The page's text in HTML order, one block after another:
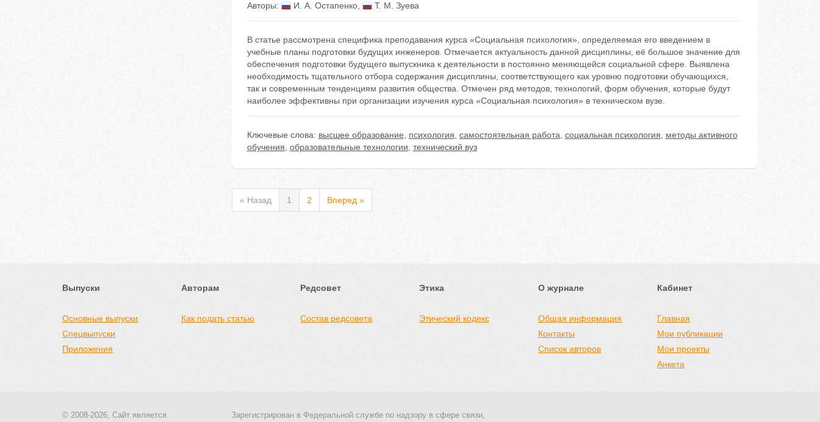
Авторы: И. А. Остапенко, Т. М. Зуева
В статье рассмотрена специфика преподавания курса «Социальная психология», определяемая его введением в
учебные планы подготовки будущих инженеров. Отмечается актуальность данной дисциплины, её большое значение для
обеспечения подготовки будущего выпускника к деятельности в постоянно меняющейся социальной сфере. Выявлена
необходимость тщательного отбора содержания дисциплины, соответствующего как уровню подготовки обучающихся,
так и современным тенденциям развития общества. Отмечен ряд методов, технологий, форм обучения, которые будут
наиболее эффективны при организации изучения курса «Социальная психология» в техническом вузе.
Ключевые слова: высшее образование психология самостоятельная работа социальная психология
методы активного
обучения образовательные технологии технический вуз
« Назад 1 2 Вперед »
Выпуски
Основные выпуски
Спецвыпуски
Приложения
Авторам
Как подать статью
Редсовет
Состав редсовета
Этика
Этический кодекс
О журнале
Общая информация
Контакты
Список авторов
Кабинет
Главная
Мои публикации
Мои проекты
Анкета
© 2008-2026, Сайт является
Зарегистрирован в Федеральной службе по надзору в сфере связи,